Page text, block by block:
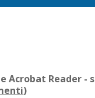
Acrobat Reader
)